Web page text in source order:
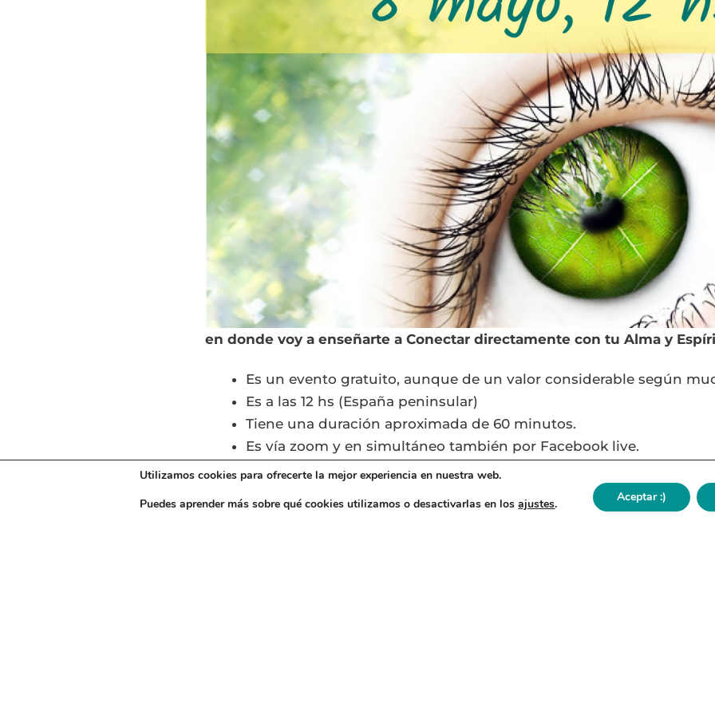
en donde voy a enseñarte a Conectar directamente con tu Alma y
Es un evento gratuito, aunque de un valor considerable según
Es a las 12 hs (España peninsular)
Tiene una duración aproximada de 60 minutos.
Es vía zoom y en simultáneo también por Facebook live.
En unos días, te envío por aquí el link con el recordatorio, por si te
de conectar de verdad con tu Alma y Espíritu.
Utilizamos cookies para ofrecerte la mejor experiencia en nuestra web.
Puedes aprender más sobre qué cookies utilizamos o desactivarlas en losajustes. Aceptar :)